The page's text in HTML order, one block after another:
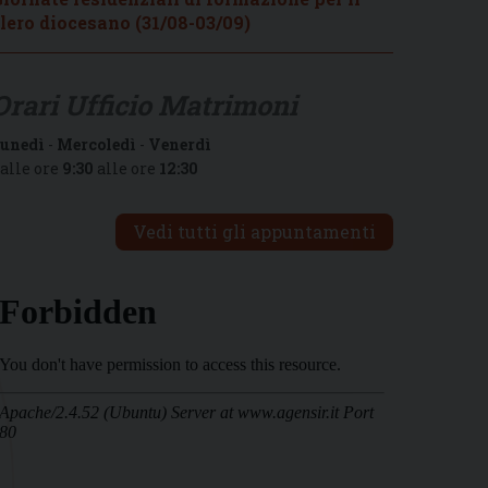
diocesano (31/08-03/09)
- Mercoledì - Venerdì
ore 9:30 alle ore 12:30
Vedi tutti gli appuntamenti